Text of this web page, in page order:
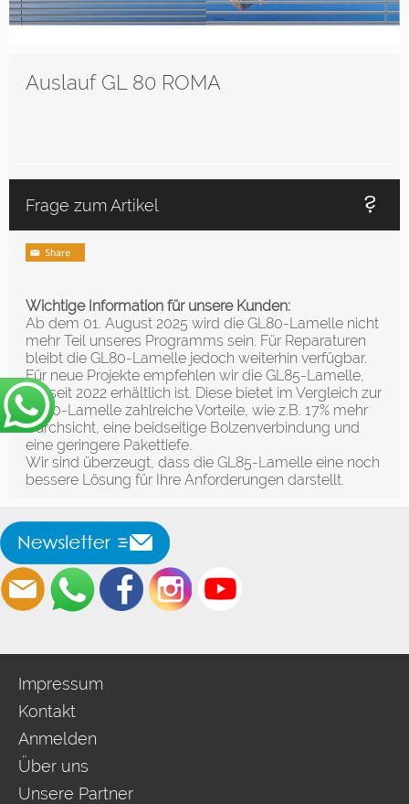
Auslauf GL 80 ROMA
Frage zum Artikel
Wichtige Information für unsere Kunden:
Ab dem 01. August 2025 wird die GL80-Lamelle nicht
mehr Teil unseres Programms sein. Für Reparaturen
bleibt die GL80-Lamelle jedoch weiterhin verfügbar.
Für neue Projekte empfehlen wir die GL85-Lamelle,
die seit 2022 erhältlich ist. Diese bietet im Vergleich zur
GL80-Lamelle zahlreiche Vorteile, wie z.B. 17% mehr
Durchsicht, eine beidseitige Bolzenverbindung und
eine geringere Pakettiefe.
Wir sind überzeugt, dass die GL85-Lamelle eine noch
bessere Lösung für Ihre Anforderungen darstellt.
Impressum
Kontakt
Anmelden
Über uns
Unsere Partner